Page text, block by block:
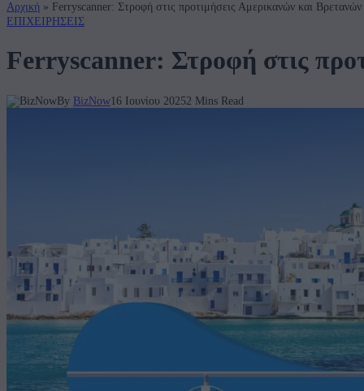
Αρχική » Ferryscanner: Στροφή στις προτιμήσεις Αμερικανών και
ΕΠΙΧΕΙΡΗΣΕΙΣ
Ferryscanner: Στροφή στις
By BizNow16 Ιουνίου 20252 Mins Read